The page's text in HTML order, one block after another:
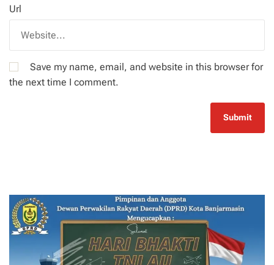
Url
Save my name, email, and website in this browser for
the next time I comment.